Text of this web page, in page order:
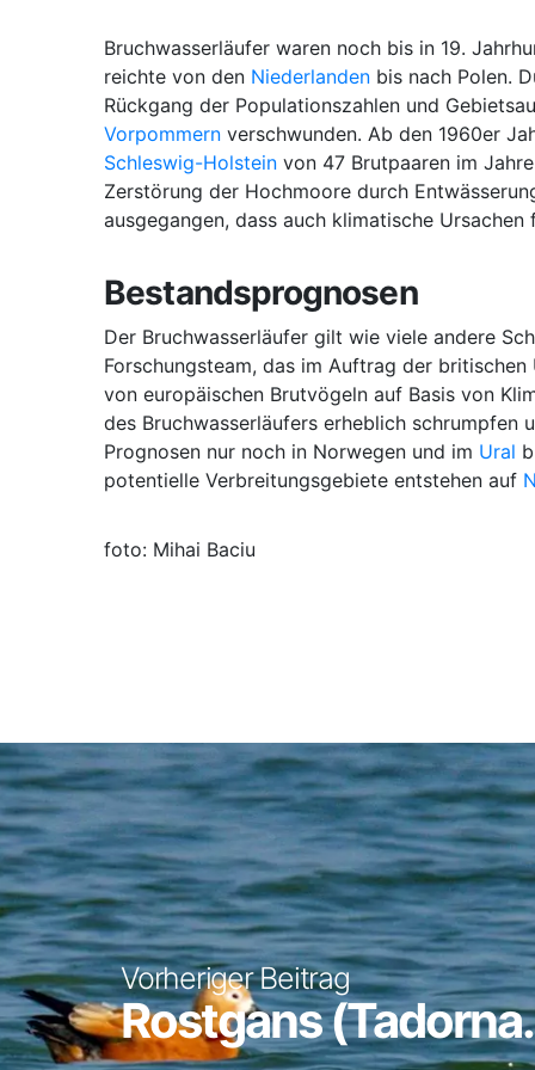
Bruchwasserläufer waren noch bis in 19.
reichte von den Niederlanden bis nach Polen.
Rückgang der Populationszahlen und
Vorpommern verschwunden. Ab den 1960er
Schleswig-Holstein von 47 Brutpaaren im
Zerstörung der Hochmoore durch
ausgegangen, dass auch klimatische
Bestandsprognosen
Der Bruchwasserläufer gilt wie viele andere
Forschungsteam, das im Auftrag der
von europäischen Brutvögeln auf Basis von
des Bruchwasserläufers erheblich schrumpfen
Prognosen nur noch in Norwegen und im Ural
potentielle Verbreitungsgebiete entstehen auf
foto: Mihai Baciu
Vorheriger Beitrag
Rostgans